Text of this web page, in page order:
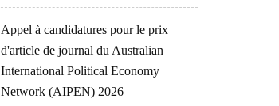
Appel à candidatures pour le prix
d'article de journal du Australian
International Political Economy
Network (AIPEN) 2026